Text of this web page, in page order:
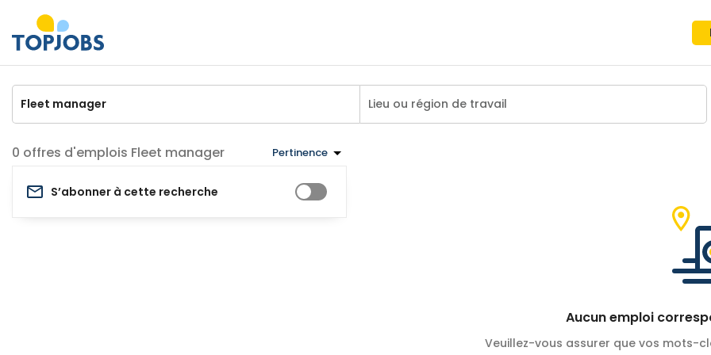
offres d'emplois Fleet manager Pertinence
S’abonner à cette recherche
Aucun emploi
Veuillez-vous assurer que vos mots-